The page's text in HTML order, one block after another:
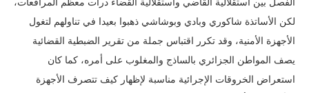
الفصل بين استقلالية القاضي واستقلالية القضاء درات معظم المرافعات،
لكن الأساتذة شاكوري وبادي وبوشاشي ذهبوا بعيدا في تناولهم لتغول
الأجهزة الأمنية، وقد تكرر اقتباس جملة من تقرير الضبطية القضائية
يصف المواطن الجزائري بالساذج والمغلوب على أمره، كما كان
استعراض الخروقات الإجرائية مناسبة لإظهار كيف تتصرف الأجهزة